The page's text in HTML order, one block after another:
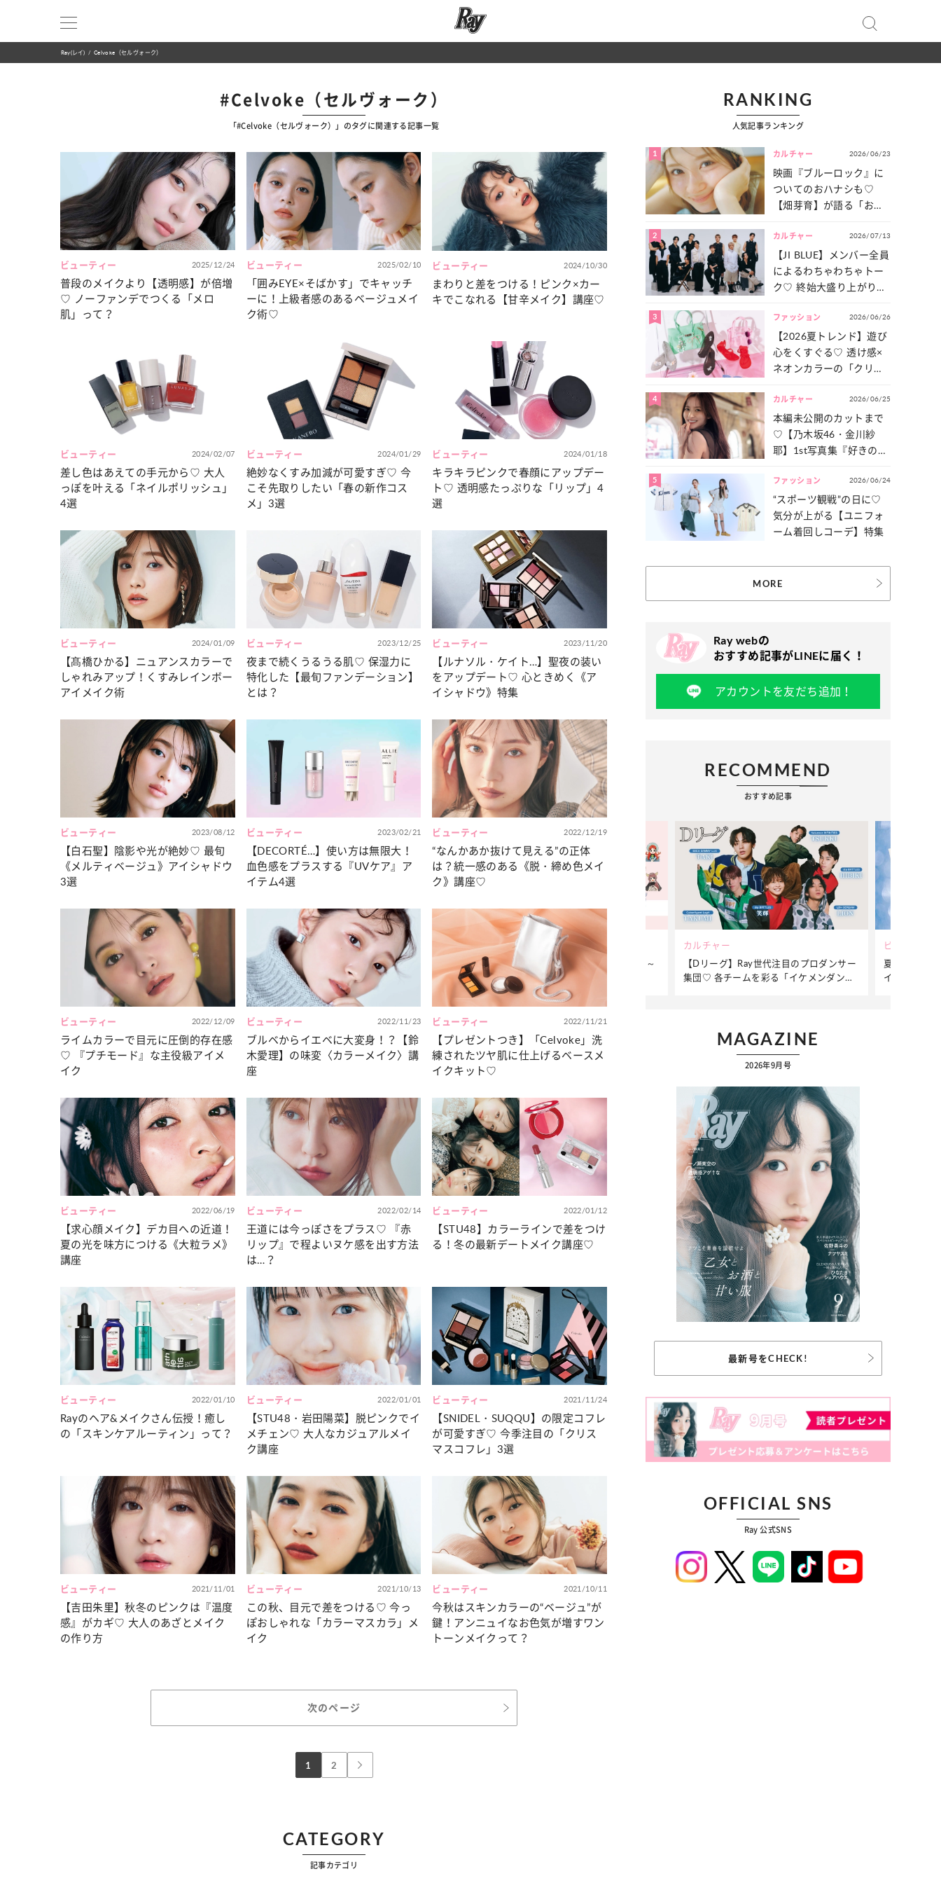
Ray(レイ) Celvoke（セルヴォーク）
#Celvoke（セルヴォーク）
「#Celvoke（セルヴォーク）」のタグに関連する記事一覧
ビューティー 2025/12/24
普段のメイクより【透明感】が倍増
♡ ノーファンデでつくる「メロ
肌」って？
ビューティー 2025/02/10
「囲みEYE×そばかす」でキャッチ
ーに！上級者感のあるベージュメイ
ク術♡
ビューティー 2024/10/30
まわりと差をつける！ピンク×カー
キでこなれる【甘辛メイク】講座♡
ビューティー 2024/02/07
差し色はあえての手元から♡ 大人
っぽを叶える「ネイルポリッシュ」
4選
ビューティー 2024/01/29
絶妙なくすみ加減が可愛すぎ♡ 今
こそ先取りしたい「春の新作コス
メ」3選
ビューティー 2024/01/18
キラキラピンクで春顔にアップデー
ト♡ 透明感たっぷりな「リップ」4
選
ビューティー 2024/01/09
【髙橋ひかる】ニュアンスカラーで
しゃれみアップ！くすみレインボー
アイメイク術
ビューティー 2023/12/25
夜まで続くうるうる肌♡ 保湿力に
特化した【最旬ファンデーション】
とは？
ビューティー 2023/11/20
【ルナソル・ケイト…】聖夜の装い
をアップデート♡ 心ときめく《ア
イシャドウ》特集
ビューティー 2023/08/12
【白石聖】陰影や光が絶妙♡ 最旬
《メルティベージュ》アイシャドウ
3選
ビューティー 2023/02/21
【DECORTÉ…】使い方は無限大！
血色感をプラスする『UVケア』ア
イテム4選
ビューティー 2022/12/19
“なんかあか抜けて見える”の正体
は？統一感のある《脱・締め色メイ
ク》講座♡
ビューティー 2022/12/09
ライムカラーで目元に圧倒的存在感
♡ 『プチモード』な主役級アイメ
イク
ビューティー 2022/11/23
ブルベからイエベに大変身！？【鈴
木愛理】の味変〈カラーメイク〉講
座
ビューティー 2022/11/21
【プレゼントつき】「Celvoke」洗
練されたツヤ肌に仕上げるベースメ
イクキット♡
ビューティー 2022/06/19
【求心顔メイク】デカ目への近道！
夏の光を味方につける《大粒ラメ》
講座
ビューティー 2022/02/14
王道には今っぽさをプラス♡ 『赤
リップ』で程よいヌケ感を出す方法
は…？
ビューティー 2022/01/12
【STU48】カラーラインで差をつけ
る！冬の最新デートメイク講座♡
ビューティー 2022/01/10
Rayのヘア&メイクさん伝授！癒し
の「スキンケアルーティン」って？
ビューティー 2022/01/01
【STU48・岩田陽菜】脱ピンクでイ
メチェン♡ 大人なカジュアルメイ
ク講座
ビューティー 2021/11/24
【SNIDEL・SUQQU】の限定コフレ
が可愛すぎ♡ 今季注目の「クリス
マスコフレ」3選
ビューティー 2021/11/01
【吉田朱里】秋冬のピンクは『温度
感』がカギ♡ 大人のあざとメイク
の作り方
ビューティー 2021/10/13
この秋、目元で差をつける♡ 今っ
ぽおしゃれな「カラーマスカラ」メ
イク
ビューティー 2021/10/11
今秋はスキンカラーの“ベージュ”が
鍵！アンニュイなお色気が増すワン
トーンメイクって？
次のページ
1 2
RANKING
人気記事ランキング
1 カルチャー 2026/06/23
映画『ブルーロック』に
ついてのおハナシも♡
【畑芽育】が語る「お仕
は？
2 カルチャー 2026/07/13
【JI BLUE】メンバー全員
によるわちゃわちゃトー
ク♡ 終始大盛り上がりだ
一気見せ！
3 ファッション 2026/06/26
【2026夏トレンド】遊び
心をくすぐる♡ 透け感×
ネオンカラーの「クリア
4 カルチャー 2026/06/25
本編未公開のカットまで
♡【乃木坂46・金川紗
耶】1st写真集『好きのグ
たっぷりとお届け！
5 ファッション 2026/06/24
“スポーツ観戦”の日に♡
気分が上がる【ユニフォ
ーム着回しコーデ】特集
MORE
Ray webの
おすすめ記事がLINEに届く！
アカウントを友だち追加！
RECOMMEND
おすすめ記事
カルチャー
“憧れワンピ”を着るきっかけに♡ おしゃ
れ女子が夢中な「ヌン活」の楽しみ方
占い
【12星座別】今月の恋愛運♡ 7月23日～
8月20日の運勢は？
カルチャー
【Dリーグ】Ray世代注目のプロダンサー
集団♡ 各チームを彩る「イケメンダンサ
ー」特集
ビューティー
夏だからこそ“水分”が大切！くずれないメ
イクをつくる【保湿ケア】アイテム3選
ファッション
簡単アレン
ぷりの【そ
MAGAZINE
2026年9月号
最新号をCHECK!
OFFICIAL SNS
Ray 公式SNS
CATEGORY
記事カテゴリ